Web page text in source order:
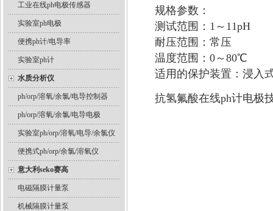
工业在线ph电极传感器
实验室ph电极
便携ph计/电导率
实验室ph计
水质分析仪
ph/orp/溶氧/余氯/电导控制器
ph/orp/溶氧/余氯/电导电极
实验室ph/orp/溶氧/电导/余氯仪
便携式ph/orp/余氯/溶氧仪
意大利seko赛高
电磁隔膜计量泵
机械隔膜计量泵
规格参数：
测试范围：1～11pH
耐压范围：常压
温度范围：0～80℃
适用的保护装置：浸入
抗氢氟酸在线ph计电极